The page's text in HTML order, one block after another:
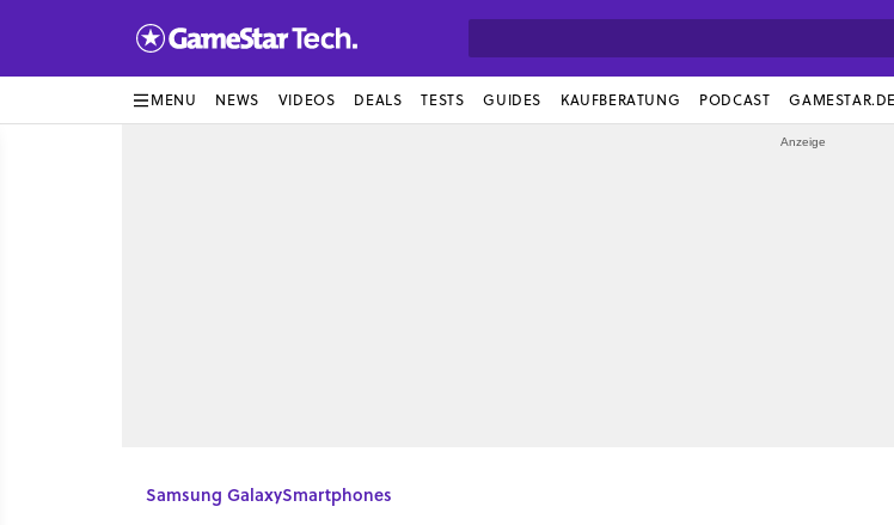
MENU NEWS VIDEOS DEALS TESTS GUIDES KAUFBERATUNG PODCAST GAMESTAR.DE
Samsung GalaxySmartphones